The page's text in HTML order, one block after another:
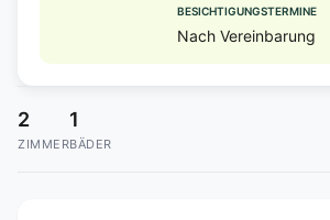
2
ZIMMER
1
BÄDER
BESICHTIGUNGSTERMINE
Nach Vereinbarung